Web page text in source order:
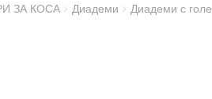
ЗА КОСА Диадеми Диадеми с